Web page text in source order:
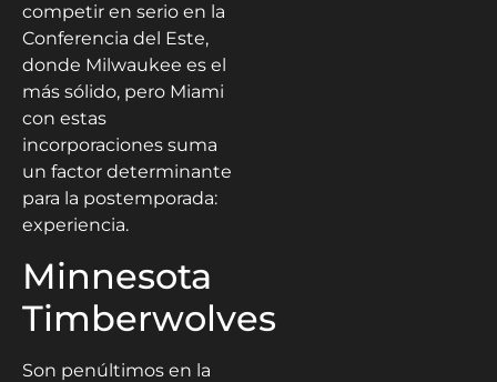
competir en serio en la
Conferencia del Este,
donde Milwaukee es el
más sólido, pero Miami
con estas
incorporaciones suma
un factor determinante
para la postemporada:
experiencia.
Minnesota
Timberwolves
Son penúltimos en la